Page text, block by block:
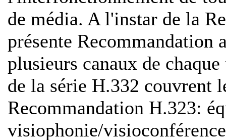
de média. A l'instar de la
présente
plusieurs canaux de
de la série H.332 couvrent
Recommandation H.323:
visiophonie/